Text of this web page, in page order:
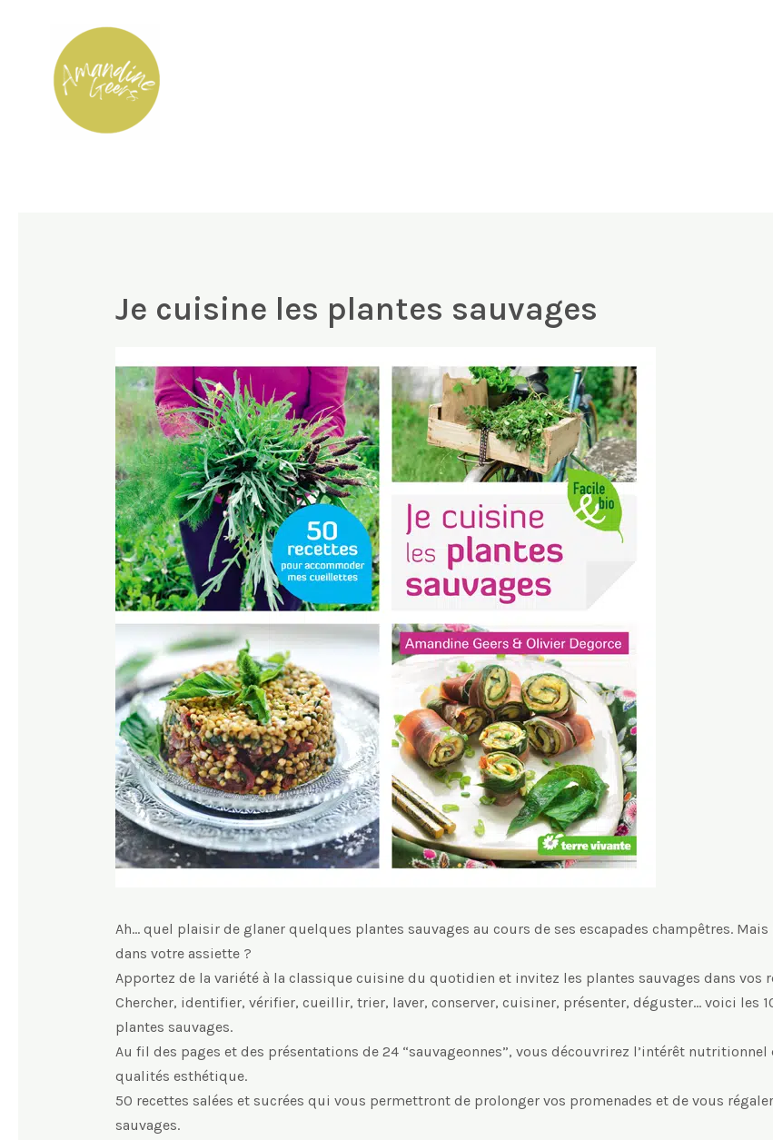
Je cuisine les plantes sauvages
Ah… quel plaisir de glaner quelques plantes sauvages au cours de ses escapades champêtres.
dans votre assiette ?
Apportez de la variété à la classique cuisine du quotidien et invitez les plantes sauvages dans vos
Chercher, identifier, vérifier, cueillir, trier, laver, conserver, cuisiner, présenter, déguster… voici
plantes sauvages.
Au fil des pages et des présentations de 24 “sauvageonnes”, vous découvrirez l’intérêt
qualités esthétique.
50 recettes salées et sucrées qui vous permettront de prolonger vos promenades et de vous
sauvages.